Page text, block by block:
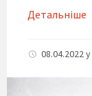
Детальніше
08.04.2022y